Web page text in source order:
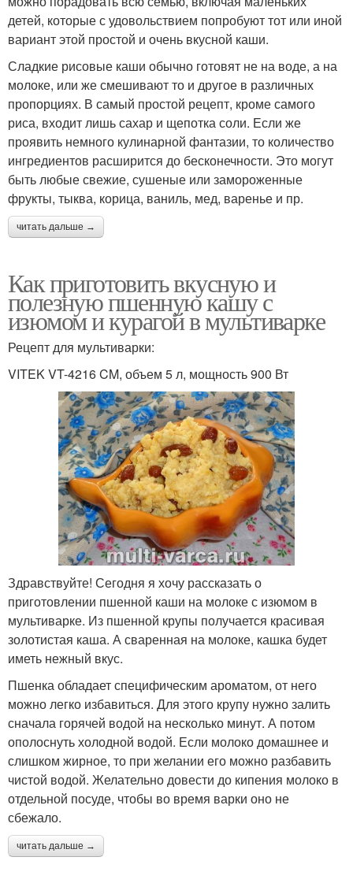
детей, которые с удовольствием попробуют тот или иной
вариант этой простой и очень вкусной каши.
Сладкие рисовые каши обычно готовят не на воде, а на
молоке, или же смешивают то и другое в различных
пропорциях. В самый простой рецепт, кроме самого
риса, входит лишь сахар и щепотка соли. Если же
проявить немного кулинарной фантазии, то количество
ингредиентов расширится до бесконечности. Это могут
быть любые свежие, сушеные или замороженные
фрукты, тыква, корица, ваниль, мед, варенье и пр.
читать дальше →
Как приготовить вкусную и
полезную пшенную кашу с
изюмом и курагой в мультиварке
Рецепт для мультиварки:
VITEK VT-4216 CM, объем 5 л, мощность 900 Вт
Здравствуйте! Сегодня я хочу рассказать о
приготовлении пшенной каши на молоке с изюмом в
мультиварке. Из пшенной крупы получается красивая
золотистая каша. А сваренная на молоке, кашка будет
иметь нежный вкус.
Пшенка обладает специфическим ароматом, от него
можно легко избавиться. Для этого крупу нужно залить
сначала горячей водой на несколько минут. А потом
ополоснуть холодной водой. Если молоко домашнее и
слишком жирное, то при желании его можно разбавить
чистой водой. Желательно довести до кипения молоко в
отдельной посуде, чтобы во время варки оно не
сбежало.
читать дальше →